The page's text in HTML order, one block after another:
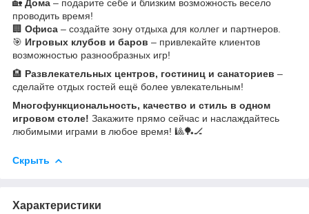
🏡 Дома – подарите себе и близким возможность весело
проводить время!
🏢 Офиса – создайте зону отдыха для коллег и партнеров.
🎯 Игровых клубов и баров – привлекайте клиентов
возможностью разнообразных игр!
🏨 Развлекательных центров, гостиниц и санаториев –
сделайте отдых гостей ещё более увлекательным!
Многофункциональность, качество и стиль в одном
игровом столе! Закажите прямо сейчас и наслаждайтесь
любимыми играми в любое время! 🎱🏓🏒
Скрыть
Характеристики